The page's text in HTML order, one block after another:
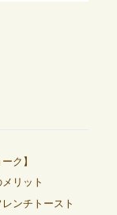
ク】
リット
ンチトースト